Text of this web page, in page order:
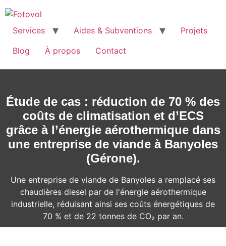
Services Aides & Subventions
Projets
Blog
À propos Contact
Étude de cas : réduction de 70 % des
coûts de climatisation et d’ECS
grâce à l’énergie aérothermique dans
une entreprise de viande à Banyoles
(Gérone).
Une entreprise de viande de Banyoles a remplacé ses
chaudières diesel par de l'énergie aérothermique
industrielle, réduisant ainsi ses coûts énergétiques de
70 % et de 22 tonnes de CO₂ par an.